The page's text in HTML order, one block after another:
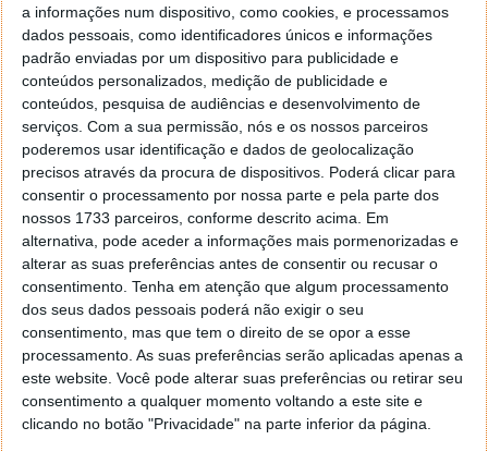
a informações num dispositivo, como cookies, e processamos
dados pessoais, como identificadores únicos e informações
padrão enviadas por um dispositivo para publicidade e
conteúdos personalizados, medição de publicidade e
conteúdos, pesquisa de audiências e desenvolvimento de
serviços. Com a sua permissão, nós e os nossos parceiros
poderemos usar identificação e dados de geolocalização
precisos através da procura de dispositivos. Poderá clicar para
consentir o processamento por nossa parte e pela parte dos
nossos 1733 parceiros, conforme descrito acima. Em
alternativa, pode aceder a informações mais pormenorizadas e
alterar as suas preferências antes de consentir ou recusar o
consentimento. Tenha em atenção que algum processamento
dos seus dados pessoais poderá não exigir o seu
consentimento, mas que tem o direito de se opor a esse
processamento. As suas preferências serão aplicadas apenas a
este website. Você pode alterar suas preferências ou retirar seu
consentimento a qualquer momento voltando a este site e
clicando no botão "Privacidade" na parte inferior da página.
Veja aqui mais extensões e aplicações
Chrome
Extensão Chrome: G+ Search Engine
Extensão Chrome: TelePrompter
Extensão Chrome: There's a web app for
that
Extensão Chrome: Open ZIP and RAR With
GDocs
Extensão Chrome: Surplus
Extensão Chrome: Google Font Previewer
Extensão Chrome: View Image Info
Extensão Chrome: Clock
Extensão Chrome: Mega Button
Sincronize os separadores abertos no
Chrome em vários PCs